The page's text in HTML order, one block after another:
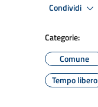
Condividi
Categorie:
Comune
Tempo libero